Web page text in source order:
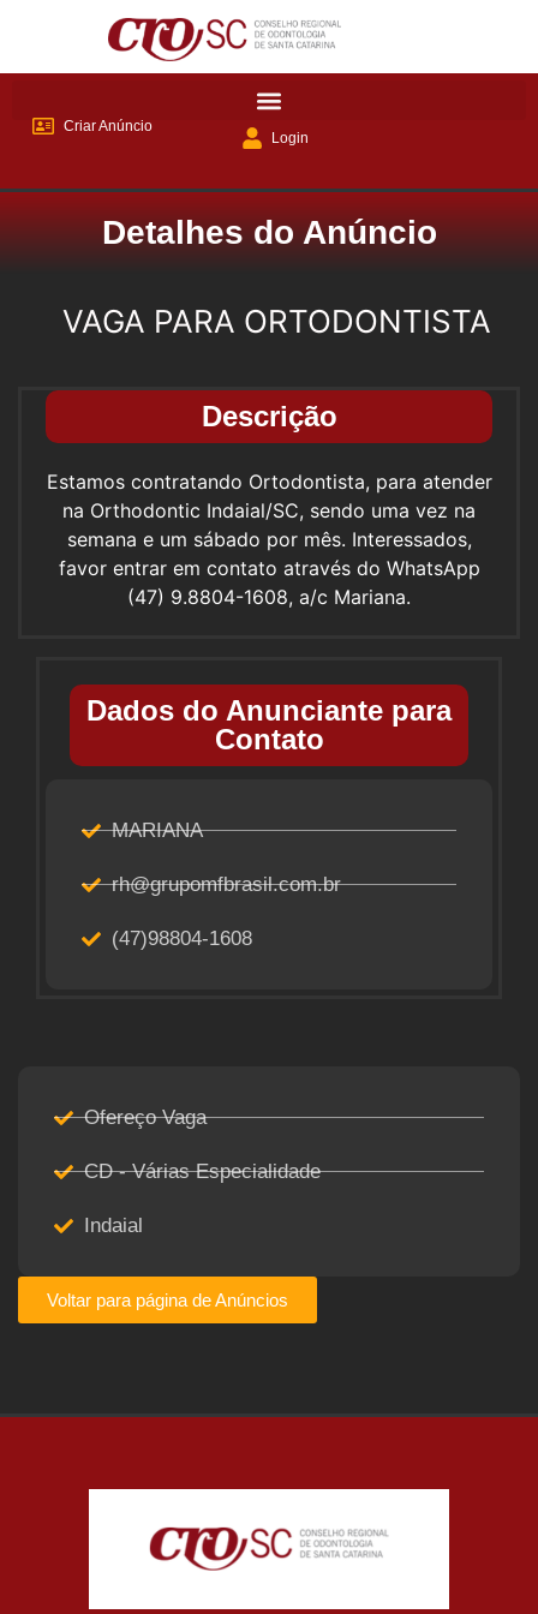
Criar Anúncio
Login
Detalhes do Anúncio
VAGA PARA ORTODONTISTA
Descrição
Estamos contratando Ortodontista, para atender
na Orthodontic Indaial/SC, sendo uma vez na
semana e um sábado por mês. Interessados,
favor entrar em contato através do WhatsApp
(47) 9.8804-1608, a/c Mariana.
Dados do Anunciante para
Contato
MARIANA
rh@grupomfbrasil.com.br
(47)98804-1608
Ofereço Vaga
CD - Várias Especialidade
Indaial
Voltar para página de Anúncios